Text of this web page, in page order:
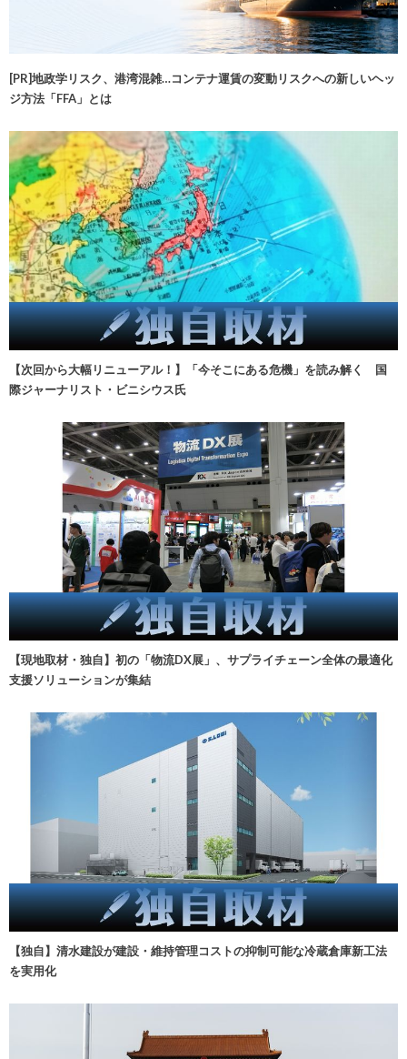
[PR]地政学リスク、港湾混雑…コンテナ運賃の変動リスクへの新しいヘッ
ジ方法「FFA」とは
【次回から大幅リニューアル！】「今そこにある危機」を読み解く 国
際ジャーナリスト・ビニシウス氏
【現地取材・独自】初の「物流DX展」、サプライチェーン全体の最適化
支援ソリューションが集結
【独自】清水建設が建設・維持管理コストの抑制可能な冷蔵倉庫新工法
を実用化